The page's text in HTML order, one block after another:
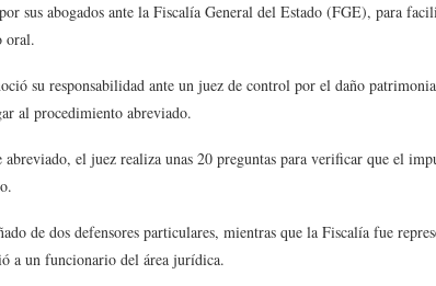
sus abogados ante la Fiscalía General del Estado (FGE), para
oral.
su responsabilidad ante un juez de control por el daño
al procedimiento abreviado.
abreviado, el juez realiza unas 20 preguntas para verificar que el
de dos defensores particulares, mientras que la Fiscalía fue
a un funcionario del área jurídica.